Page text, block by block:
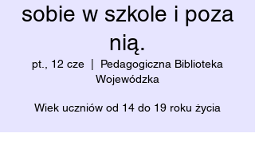
sobie w szkole i poza
nią.
pt., 12 cze
Pedagogiczna Biblioteka
Wojewódzka
Wiek uczniów od 14 do 19 roku życia